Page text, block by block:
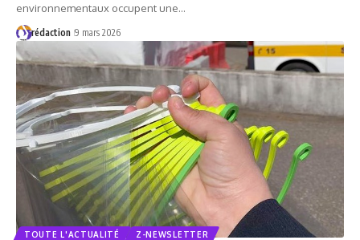
environnementaux occupent une…
rédaction 9 mars 2026
TOUTE L'ACTUALITÉ Z-NEWSLETTER